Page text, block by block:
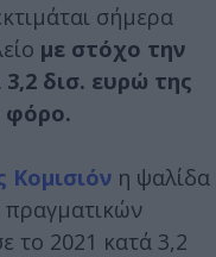
σήμερα
με στόχο την
δισ. ευρώ της
φόρο.
Κομισιόν η ψαλίδα
πραγματικών
το 2021 κατά 3,2